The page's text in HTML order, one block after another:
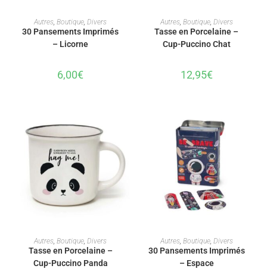
AJOUTER AU PANIER
Autres,Boutique,Divers
30 Pansements Imprimés
– Licorne
6,00€
AJOUTER AU PANIER
Autres, Boutique, Divers
Tasse en Porcelaine –
Cup-Puccino Chat
12,95€
AJOUTER AU PANIER
Autres ,Boutique ,Divers
Tasse en Porcelaine –
Cup-Puccino Panda
AJOUTER AU PANIER
Autres, Boutique, Divers
30 Pansements Imprimés
– Espace